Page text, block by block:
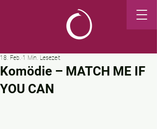
Komödie – MATCH ME IF
YOU CAN
18. Feb. 1 Min. Lesezeit